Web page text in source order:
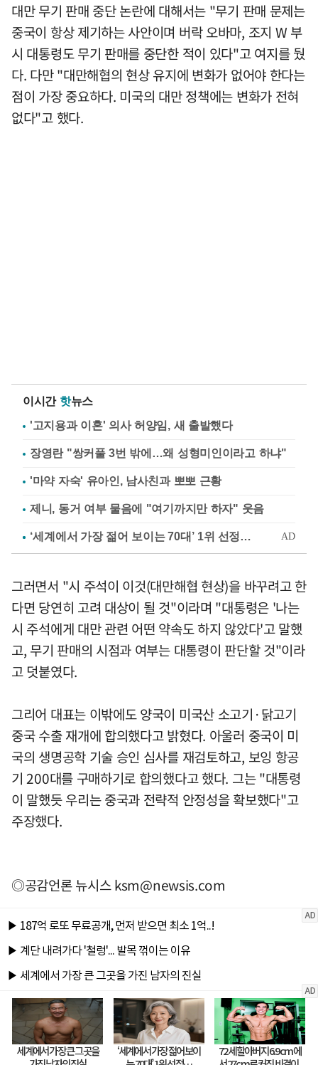
대만 무기 판매 중단 논란에 대해서는 "무기 판매 문제는
중국이 항상 제기하는 사안이며 버락 오바마, 조지 W 부
시 대통령도 무기 판매를 중단한 적이 있다"고 여지를 뒀
다. 다만 "대만해협의 현상 유지에 변화가 없어야 한다는
점이 가장 중요하다. 미국의 대만 정책에는 변화가 전혀
없다"고 했다.
이시간 핫뉴스
'고지용과 이혼' 의사 허양임, 새 출발했다
장영란 "쌍커풀 3번 밖에…왜 성형미인이라고 하냐"
'마약 자숙' 유아인, 남사친과 뽀뽀 근황
제니, 동거 여부 물음에 "여기까지만 하자" 웃음
그러면서 "시 주석이 이것(대만해협 현상)을 바꾸려고 한
다면 당연히 고려 대상이 될 것"이라며 "대통령은 '나는
시 주석에게 대만 관련 어떤 약속도 하지 않았다'고 말했
고, 무기 판매의 시점과 여부는 대통령이 판단할 것"이라
고 덧붙였다.
그리어 대표는 이밖에도 양국이 미국산 소고기·닭고기
중국 수출 재개에 합의했다고 밝혔다. 아울러 중국이 미
국의 생명공학 기술 승인 심사를 재검토하고, 보잉 항공
기 200대를 구매하기로 합의했다고 했다. 그는 "대통령
이 말했듯 우리는 중국과 전략적 안정성을 확보했다"고
주장했다.
◎공감언론 뉴시스ksm@newsis.com